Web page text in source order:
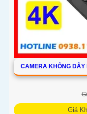
CAMERA KHÔNG DÂY
Giá